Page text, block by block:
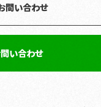
問い合わせ
い合わせ